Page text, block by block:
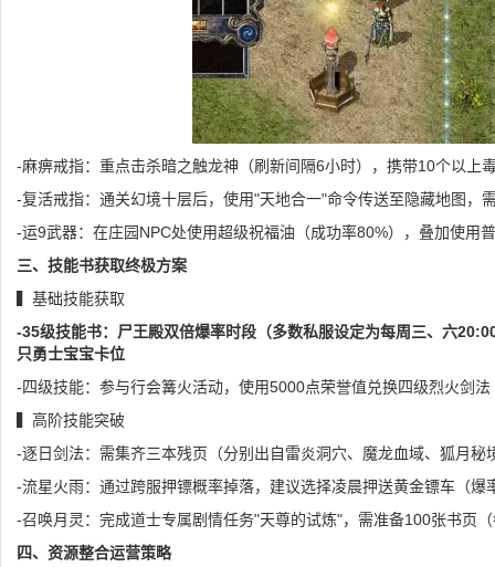
-麻痹戒指：重点击杀暗之触龙神（刷新间隔6小时），携带10个以上
-复活戒指：通关幻境十层后，使用"天地合一"命令传送至隐藏地图，
-运9武器：在庄园NPC处使用超级祝福油（成功率80%），叠加使用
三、技能书获取终极方案
▍基础技能获取
-35级技能书：尸王殿双倍爆率时段（多数私服设定为每周三、六
只勇士宝宝卡位
-四级技能：参与行会篝火活动，使用5000点荣誉值兑换四级烈火剑
▍高阶技能突破
-逐日剑法：需集齐三本残页（分别出自雷炎洞穴、魔龙血域、狐月秘
-流星火雨：通过跨服押镖概率掉落，建议选择凌晨押送黄金镖车（爆
-召唤月灵：完成道士专属剧情任务"天尊的试炼"，需准备100张书页
四、资源整合运营策略